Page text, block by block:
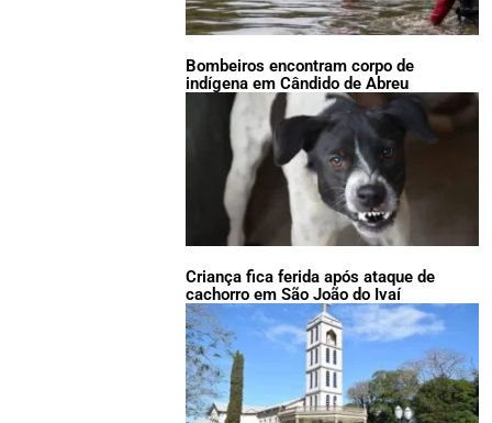
Bombeiros encontram corpo de
indígena em Cândido de Abreu
Criança fica ferida após ataque de
cachorro em São João do Ivaí